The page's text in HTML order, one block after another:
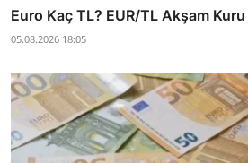
Euro Kaç TL? EUR/TL Akşam
05.08.2026 18:05